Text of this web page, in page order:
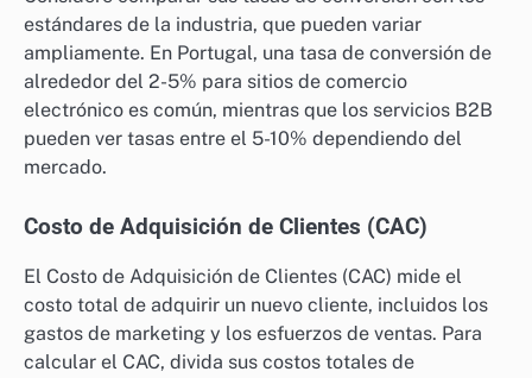
estándares de la industria, que pueden variar
ampliamente. En Portugal, una tasa de conversión de
alrededor del 2-5% para sitios de comercio
electrónico es común, mientras que los servicios B2B
pueden ver tasas entre el 5-10% dependiendo del
mercado.
Costo de Adquisición de Clientes (CAC)
El Costo de Adquisición de Clientes (CAC) mide el
costo total de adquirir un nuevo cliente, incluidos los
gastos de marketing y los esfuerzos de ventas. Para
calcular el CAC, divida sus costos totales de